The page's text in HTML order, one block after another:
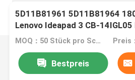
5D11B81961 5D11B81964
Lenovo Ideapad 3 CB-
1366*768 Matte 30-Pin-LCD-
MOQ：50 Stück pro Schachtel Preis
Bestpreis